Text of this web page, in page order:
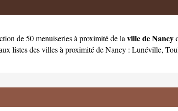
de 50 menuiseries à proximité de la ville de Nancy
listes des villes à proximité de Nancy : Lunéville,